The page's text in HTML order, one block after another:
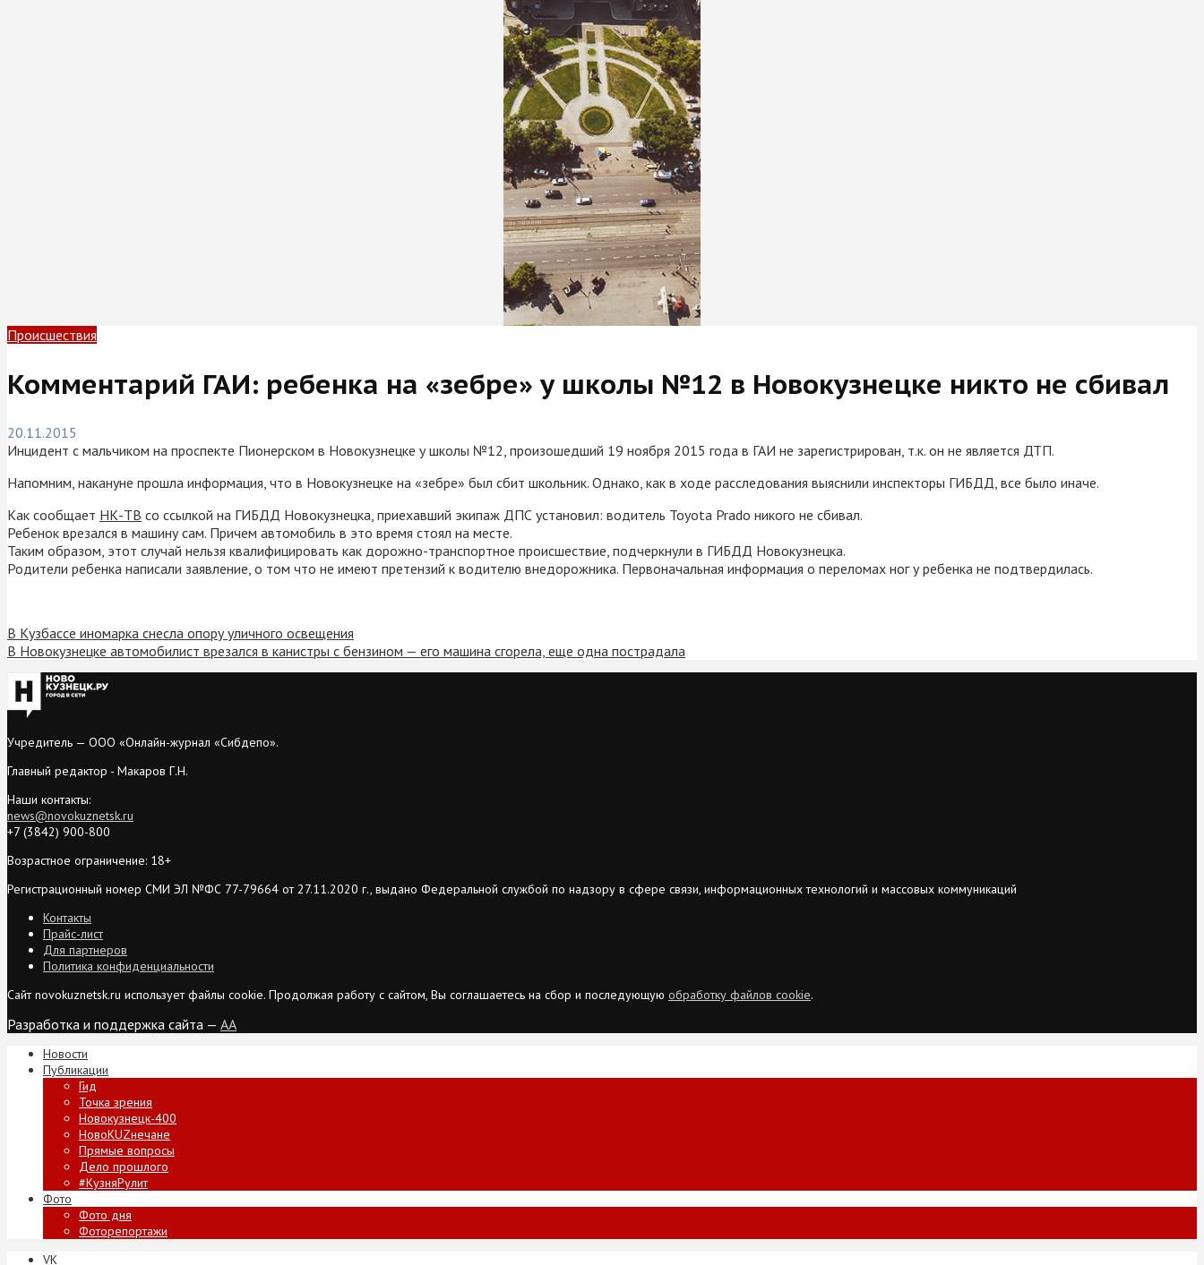
Происшествия
Комментарий ГАИ: ребенка на «зебре» у школы №12 в Новокузнецке никто не сбивал
20.11.2015
Инцидент с мальчиком на проспекте Пионерском в Новокузнецке у школы №12, произошедший 19 ноября 2015 года в ГАИ не зарегистрирован, т.к. он не является ДТП.
Напомним, накануне прошла информация, что в Новокузнецке на «зебре» был сбит школьник. Однако, как в ходе расследования выяснили инспекторы ГИБДД, все было иначе.
Как сообщает НК-ТВ со ссылкой на ГИБДД Новокузнецка, приехавший экипаж ДПС установил: водитель Toyota Prado никого не сбивал.
Ребенок врезался в машину сам. Причем автомобиль в это время стоял на месте.
Таким образом, этот случай нельзя квалифицировать как дорожно-транспортное происшествие, подчеркнули в ГИБДД Новокузнецка.
Родители ребенка написали заявление, о том что не имеют претензий к водителю внедорожника. Первоначальная информация о переломах ног у ребенка не подтвердилась.
В Кузбассе иномарка снесла опору уличного освещения
В Новокузнецке автомобилист врезался в канистры с бензином — его машина сгорела, еще одна пострадала
Учредитель — ООО «Онлайн-журнал «Сибдепо».
Главный редактор - Макаров Г.Н.
Наши контакты:
news@novokuznetsk.ru
+7 (3842) 900-800
Возрастное ограничение: 18+
Регистрационный номер СМИ ЭЛ №ФС 77-79664 от 27.11.2020 г., выдано Федеральной службой по надзору в сфере связи, информационных технологий и массовых коммуникаций
Контакты
Прайс-лист
Для партнеров
Политика конфиденциальности
Сайт novokuznetsk.ru использует файлы cookie. Продолжая работу с сайтом, Вы соглашаетесь на сбор и последующую обработку файлов cookie.
Разработка и поддержка сайта — AA
Новости
Публикации
Гид
Точка зрения
Новокузнецк-400
НовоKUZнечане
Прямые вопросы
Дело прошлого
#КузняРулит
Фото
Фото дня
Фоторепортажи
VK